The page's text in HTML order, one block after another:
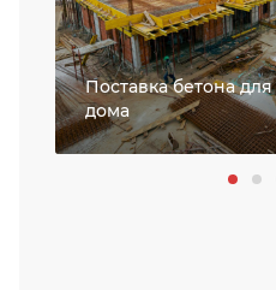
Поставка бетона
дома